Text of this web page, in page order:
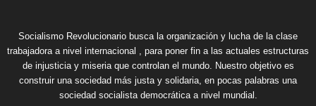
Socialismo Revolucionario busca la organización y lucha de la clase
trabajadora a nivel internacional , para poner fin a las actuales estructuras
de injusticia y miseria que controlan el mundo. Nuestro objetivo es
construir una sociedad más justa y solidaria, en pocas palabras una
sociedad socialista democrática a nivel mundial.